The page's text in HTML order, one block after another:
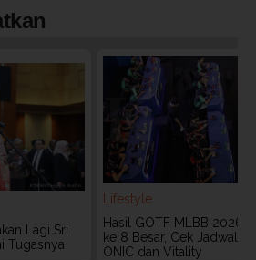
Lagi Sri
Tugasnya
Lifestyle
Hasil GOTF MLBB 2026:
ke 8 Besar, Cek Jadwal
ONIC dan Vitality